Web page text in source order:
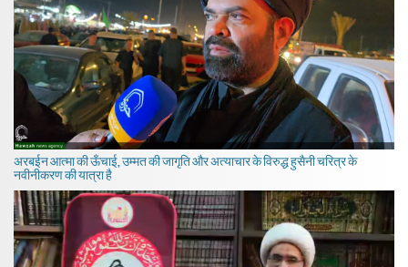
अरबईन आत्मा की ऊँचाई, उम्मत की जागृति और अत्याचार के विरुद्ध हुसैनी चरित्र के
नवीनीकरण की यात्रा है